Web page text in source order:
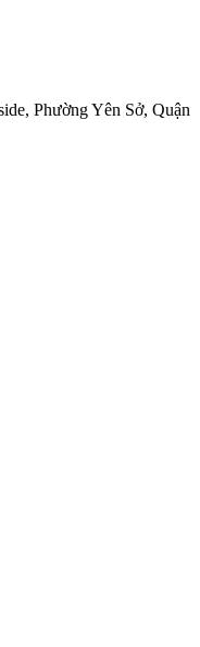
Phường Yên Sở, Quận